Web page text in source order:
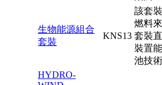
生物能源組合
套裝
KNS13
該套
燃料
套裝
裝置
池技
HYDRO-